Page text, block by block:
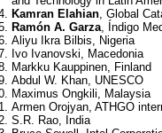
Kamran Elahian, Global
Ramón A. Garza, Índigo
Aliyu Ikra Bilbis, Nigeria
Ivo Ivanovski, Macedonia
Markku Kauppinen, Finland
Abdul W. Khan, UNESCO
Maximus Ongkili, Malaysia
Armen Orojyan, ATHGO
S.R. Rao, India